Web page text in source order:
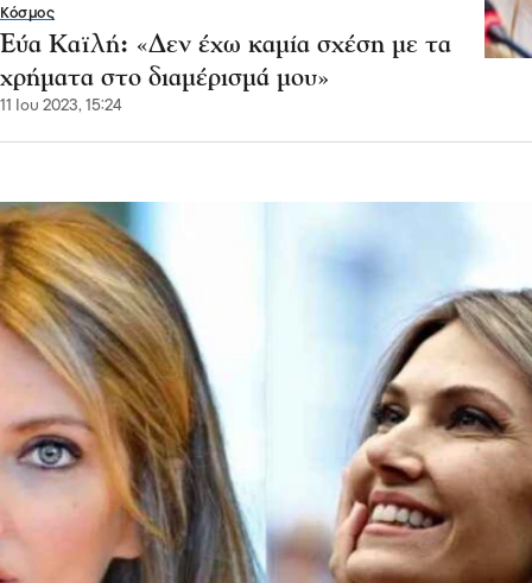
Κόσμος
Εύα Καϊλή: «Δεν έχω καμία σχέση με τα
χρήματα στο διαμέρισμά μου»
11 Ιου 2023, 15:24